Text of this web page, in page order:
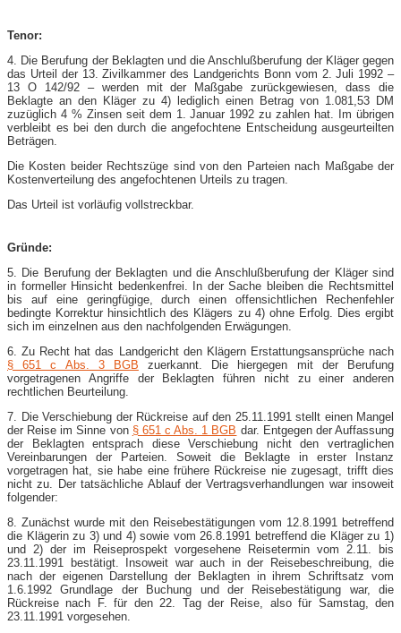
Tenor:
4. Die Berufung der Beklagten und die Anschlußberufung der Kläger gegen
das Urteil der 13. Zivilkammer des Landgerichts Bonn vom 2. Juli 1992 –
13 O 142/92 – werden mit der Maßgabe zurückgewiesen, dass die
Beklagte an den Kläger zu 4) lediglich einen Betrag von 1.081,53 DM
zuzüglich 4 % Zinsen seit dem 1. Januar 1992 zu zahlen hat. Im übrigen
verbleibt es bei den durch die angefochtene Entscheidung ausgeurteilten
Beträgen.
Die Kosten beider Rechtszüge sind von den Parteien nach Maßgabe der
Kostenverteilung des angefochtenen Urteils zu tragen.
Das Urteil ist vorläufig vollstreckbar.
Gründe:
5. Die Berufung der Beklagten und die Anschlußberufung der Kläger sind
in formeller Hinsicht bedenkenfrei. In der Sache bleiben die Rechtsmittel
bis auf eine geringfügige, durch einen offensichtlichen Rechenfehler
bedingte Korrektur hinsichtlich des Klägers zu 4) ohne Erfolg. Dies ergibt
sich im einzelnen aus den nachfolgenden Erwägungen.
6. Zu Recht hat das Landgericht den Klägern Erstattungsansprüche nach
§ 651 c Abs. 3 BGB zuerkannt. Die hiergegen mit der Berufung
vorgetragenen Angriffe der Beklagten führen nicht zu einer anderen
rechtlichen Beurteilung.
7. Die Verschiebung der Rückreise auf den 25.11.1991 stellt einen Mangel
der Reise im Sinne von § 651 c Abs. 1 BGB dar. Entgegen der Auffassung
der Beklagten entsprach diese Verschiebung nicht den vertraglichen
Vereinbarungen der Parteien. Soweit die Beklagte in erster Instanz
vorgetragen hat, sie habe eine frühere Rückreise nie zugesagt, trifft dies
nicht zu. Der tatsächliche Ablauf der Vertragsverhandlungen war insoweit
folgender:
8. Zunächst wurde mit den Reisebestätigungen vom 12.8.1991 betreffend
die Klägerin zu 3) und 4) sowie vom 26.8.1991 betreffend die Kläger zu 1)
und 2) der im Reiseprospekt vorgesehene Reisetermin vom 2.11. bis
23.11.1991 bestätigt. Insoweit war auch in der Reisebeschreibung, die
nach der eigenen Darstellung der Beklagten in ihrem Schriftsatz vom
1.6.1992 Grundlage der Buchung und der Reisebestätigung war, die
Rückreise nach F. für den 22. Tag der Reise, also für Samstag, den
23.11.1991 vorgesehen.